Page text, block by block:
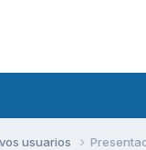
usuarios